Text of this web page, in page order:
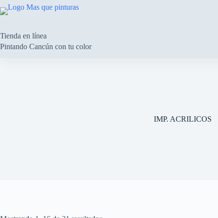
Saltar
al
Tienda en línea
Pintando Cancún con tu color
IMP. ACRILICOS